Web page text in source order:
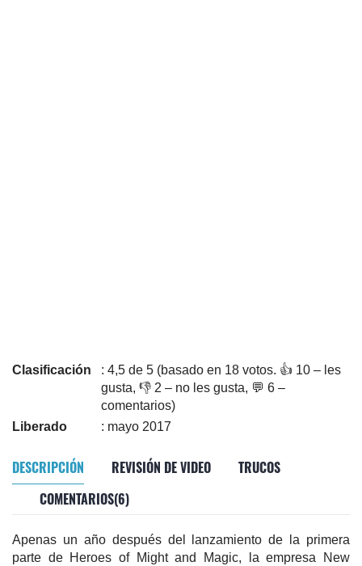
Clasificación
: 4,5 de 5 (basado en 18 votos. 👍 10 – les
gusta, 👎 2 – no les gusta, 💬 6 –
comentarios)
Liberado
: mayo 2017
DESCRIPCIÓN REVISIÓN DE VIDEO
TRUCOS
COMENTARIOS(6)
Apenas un año después del lanzamiento de la primera
parte de Heroes of Might and Magic, la empresa New